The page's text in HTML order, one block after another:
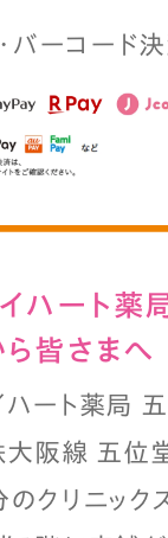
バーコード
イハート
皆さまへ
ハート薬局
大阪線 五位
のクリニック